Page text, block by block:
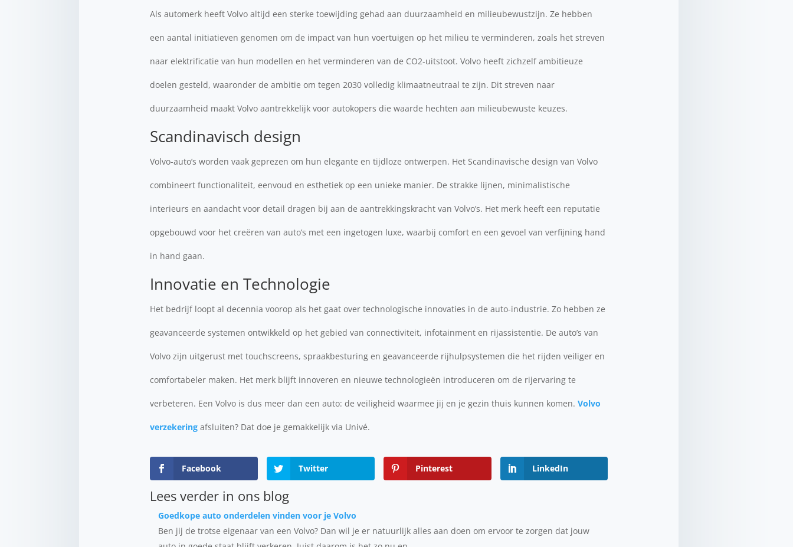
Als automerk heeft Volvo altijd een sterke toewijding gehad aan duurzaamheid en milieubewustzijn. Ze hebben
een aantal initiatieven genomen om de impact van hun voertuigen op het milieu te verminderen, zoals het streven
naar elektrificatie van hun modellen en het verminderen van de CO2-uitstoot. Volvo heeft zichzelf ambitieuze
doelen gesteld, waaronder de ambitie om tegen 2030 volledig klimaatneutraal te zijn. Dit streven naar
duurzaamheid maakt Volvo aantrekkelijk voor autokopers die waarde hechten aan milieubewuste keuzes.
Scandinavisch design
Volvo-auto’s worden vaak geprezen om hun elegante en tijdloze ontwerpen. Het Scandinavische design van Volvo
combineert functionaliteit, eenvoud en esthetiek op een unieke manier. De strakke lijnen, minimalistische
interieurs en aandacht voor detail dragen bij aan de aantrekkingskracht van Volvo’s. Het merk heeft een reputatie
opgebouwd voor het creëren van auto’s met een ingetogen luxe, waarbij comfort en een gevoel van verfijning hand
in hand gaan.
Innovatie en Technologie
Het bedrijf loopt al decennia voorop als het gaat over technologische innovaties in de auto-industrie. Zo hebben ze
geavanceerde systemen ontwikkeld op het gebied van connectiviteit, infotainment en rijassistentie. De auto’s van
Volvo zijn uitgerust met touchscreens, spraakbesturing en geavanceerde rijhulpsystemen die het rijden veiliger en
comfortabeler maken. Het merk blijft innoveren en nieuwe technologieën introduceren om de rijervaring te
verbeteren. Een Volvo is dus meer dan een auto: de veiligheid waarmee jij en je gezin thuis kunnen komen.Volvo
verzekering afsluiten? Dat doe je gemakkelijk via Univé.
Facebook Twitter Pinterest LinkedIn
Lees verder in ons blog
Goedkope auto onderdelen vinden voor je Volvo
Ben jij de trotse eigenaar van een Volvo? Dan wil je er natuurlijk alles aan doen om ervoor te zorgen dat jouw